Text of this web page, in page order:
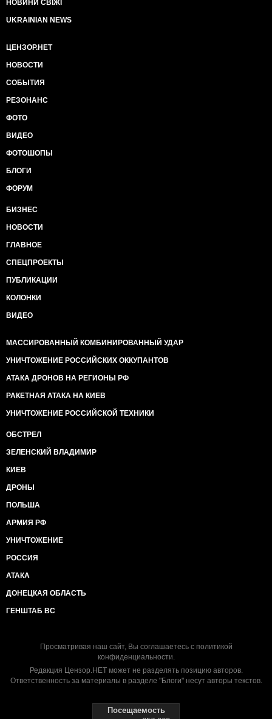
НОВИНИ СВІЖІ
UKRAINIAN NEWS
ЦЕНЗОР.НЕТ
НОВОСТИ
СОБЫТИЯ
РЕЗОНАНС
ФОТО
ВИДЕО
ФОТОШОПЫ
БЛОГИ
ФОРУМ
БИЗНЕС
НОВОСТИ
ГЛАВНОЕ
СПЕЦПРОЕКТЫ
ПУБЛИКАЦИИ
КОЛОНКИ
ВИДЕО
МАССИРОВАННЫЙ КОМБИНИРОВАННЫЙ УДАР
УНИЧТОЖЕНИЕ РОССИЙСКИХ ОККУПАНТОВ
АТАКА ДРОНОВ НА РЕГИОНЫ РФ
РАКЕТНАЯ АТАКА НА КИЕВ
УНИЧТОЖЕНИЕ РОССИЙСКОЙ ТЕХНИКИ
ОБСТРЕЛ
ЗЕЛЕНСКИЙ ВЛАДИМИР
КИЕВ
ДРОНЫ
ПОЛЬША
АРМИЯ РФ
УНИЧТОЖЕНИЕ
РОССИЯ
АТАКА
ДОНЕЦКАЯ ОБЛАСТЬ
ГЕНШТАБ ВС
Просматривая наш сайт, Вы соглашаетесь с политикой
конфиденциальности.
Редакция Цензор.НЕТ может не разделять позицию авторов.
Ответственность за материалы в разделе "Блоги" несут авторы текстов.
Посещаемость